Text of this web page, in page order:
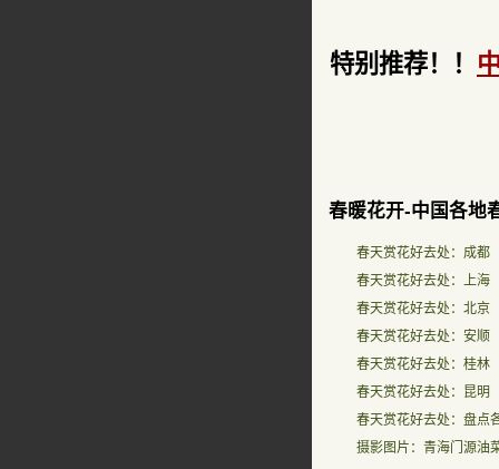
特别推荐！！
春暖花开-中国各地
春天赏花好去处：成都
春天赏花好去处：上海
春天赏花好去处：北京
春天赏花好去处：安顺
春天赏花好去处：桂林
春天赏花好去处：昆明
春天赏花好去处：盘点
摄影图片：青海门源油